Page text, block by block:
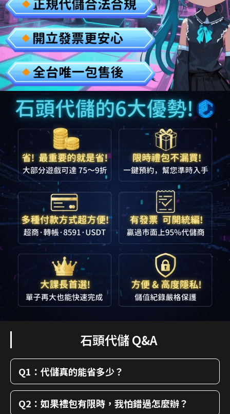
石頭代儲 Q&A
Q1：代儲真的能省多少？
Q2：如果禮包有限時，我怕錯過怎麼辦？